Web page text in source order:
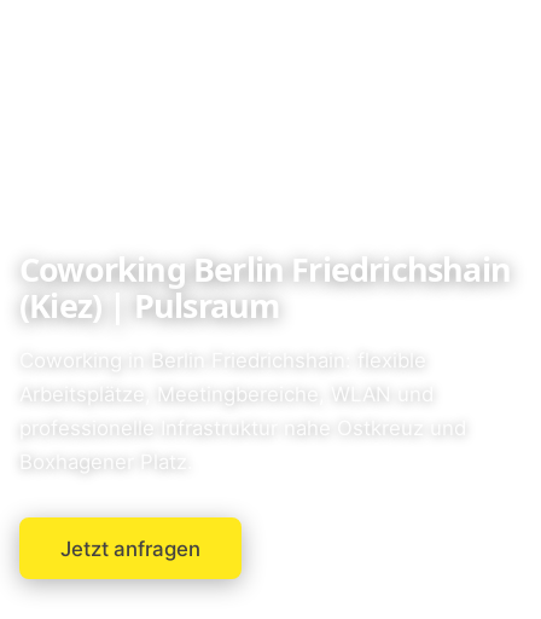
Coworking Berlin Friedrichshain
(Kiez) | Pulsraum
Coworking in Berlin Friedrichshain: flexible
Arbeitsplätze, Meetingbereiche, WLAN und
professionelle Infrastruktur nahe Ostkreuz und
Boxhagener Platz.
Jetzt anfragen